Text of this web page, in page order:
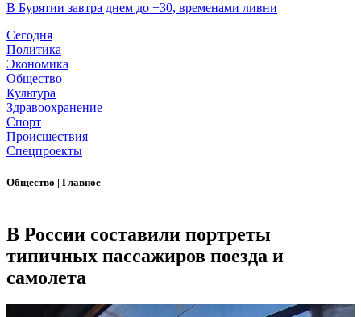
В Бурятии завтра днем до +30, временами ливни
Сегодня
Политика
Экономика
Общество
Культура
Здравоохранение
Спорт
Происшествия
Спецпроекты
Общество | Главное
В России составили портреты
типичных пассажиров поезда и
самолета